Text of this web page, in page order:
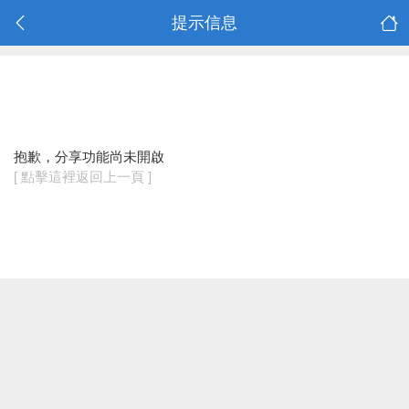
提示信息
抱歉，分享功能尚未開啟
[ 點擊這裡返回上一頁 ]